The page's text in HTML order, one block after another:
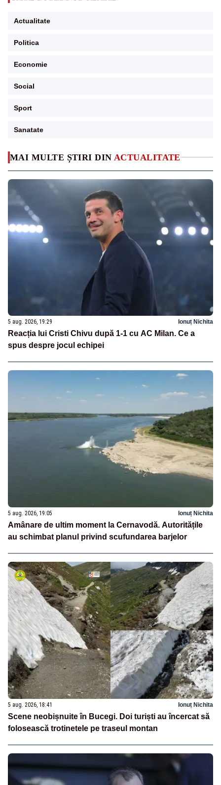
MAI MULTE ȘTIRI DIN ACTUALITATE
5 aug. 2026, 19:29 Ionuț Nichita
Reacția lui Cristi Chivu după 1-1 cu AC Milan. Ce a
spus despre jocul echipei
5 aug. 2026, 19:05 Ionuț Nichita
Amânare de ultim moment la Cernavodă. Autoritățile
au schimbat planul privind scufundarea barjelor
5 aug. 2026, 18:41 Ionuț Nichita
Scene neobișnuite în Bucegi. Doi turiști au încercat să
folosească trotinetele pe traseul montan
Actualitate
Politica
Economie
Social
Sport
Sanatate